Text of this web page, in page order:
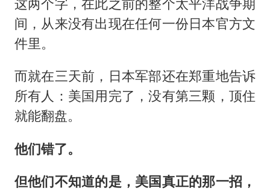
间，从来没有出现在任何一份日本官方文
件里。
而就在三天前，日本军部还在郑重地告诉
所有人：美国用完了，没有第三颗，顶住
就能翻盘。
他们错了。
但他们不知道的是，美国真正的那一招，